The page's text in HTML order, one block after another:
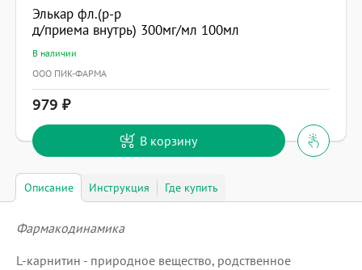
Элькар фл.(р-р
д/приема внутрь) 300мг/мл 100мл
В наличии
ООО ПИК-ФАРМА
979
В корзину
Описание Инструкция Где купить
Фармакодинамика
L-карнитин - природное вещество, родственное